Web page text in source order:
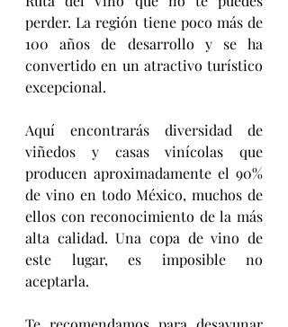
perder. La región tiene poco más de
100 años de desarrollo y se ha
convertido en un atractivo turístico
excepcional.
Aquí encontrarás diversidad de
viñedos y casas vinícolas que
producen aproximadamente el 90%
de vino en todo México, muchos de
ellos con reconocimiento de la más
alta calidad. Una copa de vino de
este lugar, es imposible no
aceptarla.